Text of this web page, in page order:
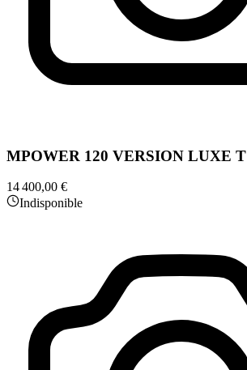
MPOWER 120 VERSION LUXE T
14 400,00 €
Indisponible